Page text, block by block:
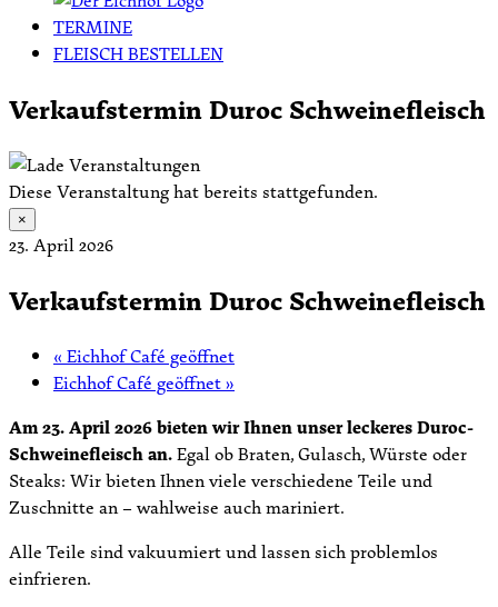
TERMINE
FLEISCH BESTELLEN
Verkaufstermin Duroc Schweinefleisch
Diese Veranstaltung hat bereits stattgefunden.
×
23. April 2026
Verkaufstermin Duroc Schweinefleisch
« Eichhof Café geöffnet
Eichhof Café geöffnet»
Am 23. April 2026 bieten wir Ihnen unser leckeres Duroc-
Schweinefleisch an.Egal ob Braten, Gulasch, Würste oder
Steaks: Wir bieten Ihnen viele verschiedene Teile und
Zuschnitte an – wahlweise auch mariniert.
Alle Teile sind vakuumiert und lassen sich problemlos
einfrieren.